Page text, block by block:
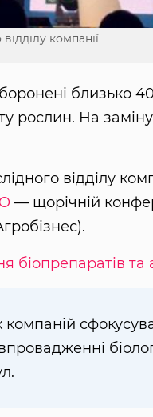
компанії
близько
рослин. На
відділу
— щорічній
біопрепаратів
компаній